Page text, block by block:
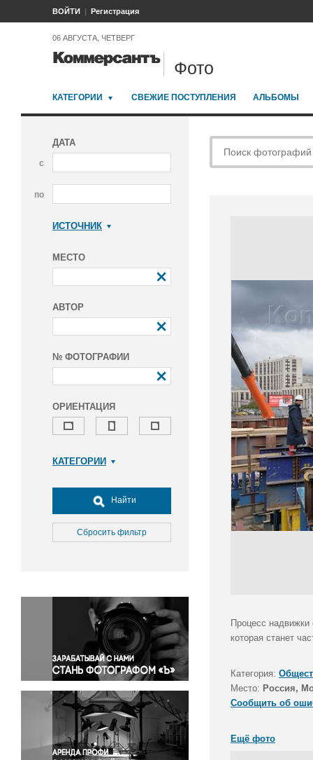
ВОЙТИ Регистрация
06 АВГУСТА, ЧЕТВЕРГ
Фото
КАТЕГОРИИ СВЕЖИЕ ПОСТУПЛЕНИЯ АЛЬБОМЫ
ДАТА
с
по
ИСТОЧНИК
МЕСТО
АВТОР
№ ФОТОГРАФИИ
ОРИЕНТАЦИЯ
КАТЕГОРИИ
Досуг, туризм и отдых
Культура
Медицина
Окружающая среда
Политика
Правосудие
Происшествия и конфликты
Религия
Светская жизнь
Спорт
Экология
Экономика и бизнес
Найти
Сбросить фильтр
Процесс
которая станет
Категория:
Место: Россия,
Сообщить об
Ещё фото